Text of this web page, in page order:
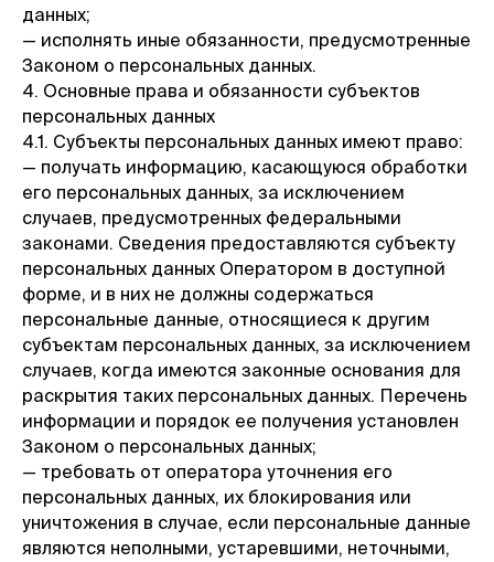
данных;
— исполнять иные обязанности, предусмотренные
Законом о персональных данных.
4. Основные права и обязанности субъектов
персональных данных
4.1. Субъекты персональных данных имеют право:
— получать информацию, касающуюся обработки
его персональных данных, за исключением
случаев, предусмотренных федеральными
законами. Сведения предоставляются субъекту
персональных данных Оператором в доступной
форме, и в них не должны содержаться
персональные данные, относящиеся к другим
субъектам персональных данных, за исключением
случаев, когда имеются законные основания для
раскрытия таких персональных данных. Перечень
информации и порядок ее получения установлен
Законом о персональных данных;
— требовать от оператора уточнения его
персональных данных, их блокирования или
уничтожения в случае, если персональные данные
являются неполными, устаревшими, неточными,